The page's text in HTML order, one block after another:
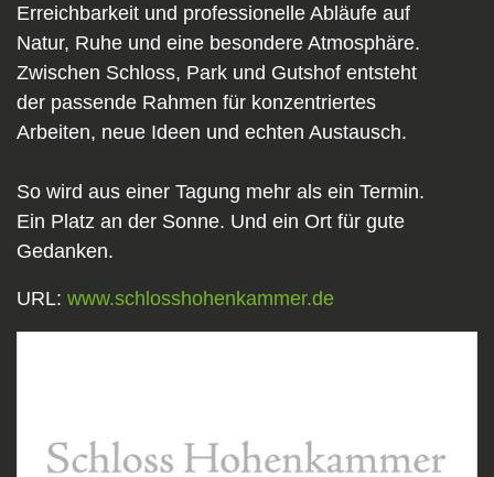
Erreichbarkeit und professionelle Abläufe auf
Natur, Ruhe und eine besondere Atmosphäre.
Zwischen Schloss, Park und Gutshof entsteht
der passende Rahmen für konzentriertes
Arbeiten, neue Ideen und echten Austausch.
So wird aus einer Tagung mehr als ein Termin.
Ein Platz an der Sonne. Und ein Ort für gute
Gedanken.
URL: www.schlosshohenkammer.de